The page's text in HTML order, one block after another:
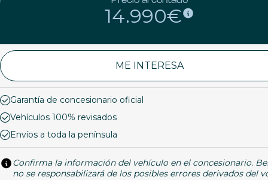
14.990€
ME INTERESA
Garantía de concesionario oficial
Vehículos 100% revisados
Envíos a toda la península
Confirma la información del vehículo en el concesionario.
no se responsabilizará de los posibles errores derivados del